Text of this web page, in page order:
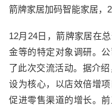
箭牌家居加码智能家居，
12月24日，箭牌家居在
金等的特定对象调研。
了此次交流活动。据介
设为核心，以店效倍增
促进零售渠道的增长。